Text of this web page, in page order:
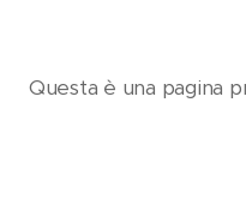
Questa è una pagina